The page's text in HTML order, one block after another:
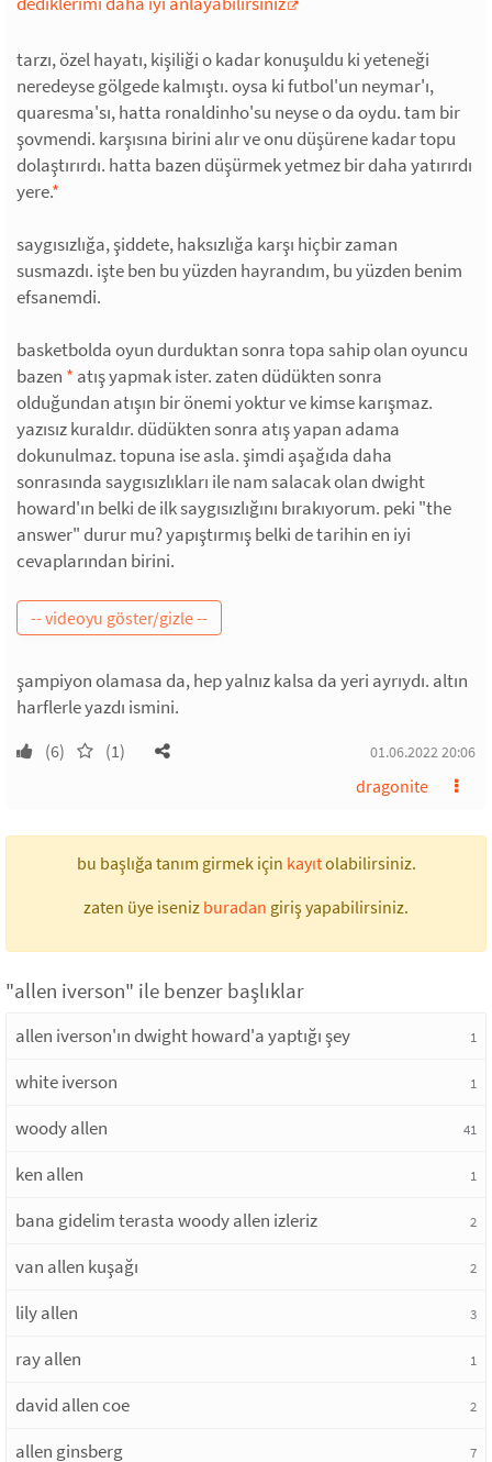
tarzı, özel hayatı, kişiliği o kadar konuşuldu ki yeteneği
neredeyse gölgede kalmıştı. oysa ki futbol'un neymar'ı,
quaresma'sı, hatta ronaldinho'su neyse o da oydu. tam bir
şovmendi. karşısına birini alır ve onu düşürene kadar topu
dolaştırırdı. hatta bazen düşürmek yetmez bir daha yatırırdı
yere.*
saygısızlığa, şiddete, haksızlığa karşı hiçbir zaman
susmazdı. işte ben bu yüzden hayrandım, bu yüzden benim
efsanemdi.
basketbolda oyun durduktan sonra topa sahip olan oyuncu
bazen * atış yapmak ister. zaten düdükten sonra
olduğundan atışın bir önemi yoktur ve kimse karışmaz.
yazısız kuraldır. düdükten sonra atış yapan adama
dokunulmaz. topuna ise asla. şimdi aşağıda daha
sonrasında saygısızlıkları ile nam salacak olan dwight
howard'ın belki de ilk saygısızlığını bırakıyorum. peki "the
answer" durur mu? yapıştırmış belki de tarihin en iyi
cevaplarından birini.
şampiyon olamasa da, hep yalnız kalsa da yeri ayrıydı. altın
harflerle yazdı ismini.
(6) (1) 01.06.2022 20:06
dragonite
bu başlığa tanım girmek için kayıtolabilirsiniz.
zaten üye iseniz buradan giriş yapabilirsiniz.
"allen iverson" ile benzer başlıklar
allen iverson'ın dwight howard'a yaptığı şey 1
white iverson 1
woody allen 41
ken allen 1
bana gidelim terasta woody allen izleriz 2
van allen kuşağı 2
lily allen 3
ray allen 1
david allen coe 2
allen ginsberg 7